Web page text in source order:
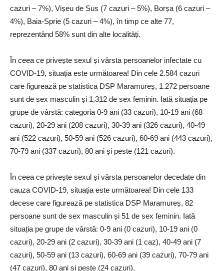
cazuri – 7%), Vișeu de Sus (7 cazuri – 5%), Borșa (6 cazuri –
4%), Baia-Sprie (5 cazuri – 4%), în timp ce alte 77,
reprezentând 58% sunt din alte localități.
În ceea ce privește sexul și vârsta persoanelor infectate cu
COVID-19, situația este următoarea! Din cele 2.584 cazuri
care figurează pe statistica DSP Maramureș, 1.272 persoane
sunt de sex masculin și 1.312 de sex feminin. Iată situația pe
grupe de vârstă: categoria 0-9 ani (33 cazuri), 10-19 ani (68
cazuri), 20-29 ani (208 cazuri), 30-39 ani (326 cazuri), 40-49
ani (522 cazuri), 50-59 ani (526 cazuri), 60-69 ani (443 cazuri),
70-79 ani (337 cazuri), 80 ani și peste (121 cazuri).
În ceea ce privește sexul și vârsta persoanelor decedate din
cauza COVID-19, situația este următoarea! Din cele 133
decese care figurează pe statistica DSP Maramureș, 82
persoane sunt de sex masculin și 51 de sex feminin. Iată
situația pe grupe de vârstă: 0-9 ani (0 cazuri), 10-19 ani (0
cazuri), 20-29 ani (2 cazuri), 30-39 ani (1 caz), 40-49 ani (7
cazuri), 50-59 ani (13 cazuri), 60-69 ani (39 cazuri), 70-79 ani
(47 cazuri), 80 ani și peste (24 cazuri).